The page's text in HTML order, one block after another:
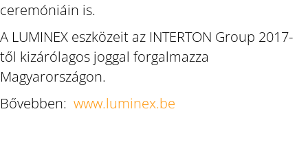
ceremóniáin is.
A LUMINEX eszközeit az INTERTON Group 2017-
től kizárólagos joggal forgalmazza
Magyarországon.
Bővebben: www.luminex.be